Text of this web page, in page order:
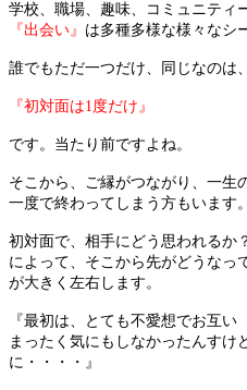
学校、職場、趣味、コミュニティ
『出会い』 は多種多様な様々なシ
誰でもただ一つだけ、同じなのは
『初対面は1度だけ』
です。当たり前ですよね。
そこから、ご縁がつながり、一生
一度で終わってしまう方もいます
初対面で、相手にどう思われるか
によって、そこから先がどうなっ
が大きく左右します。
『最初は、とても不愛想でお互い
まったく気にもしなかったんすけ
に・・・・』